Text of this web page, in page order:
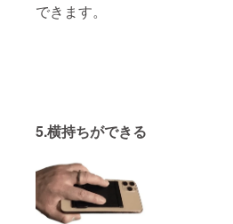
できます。
5.横持ちができる